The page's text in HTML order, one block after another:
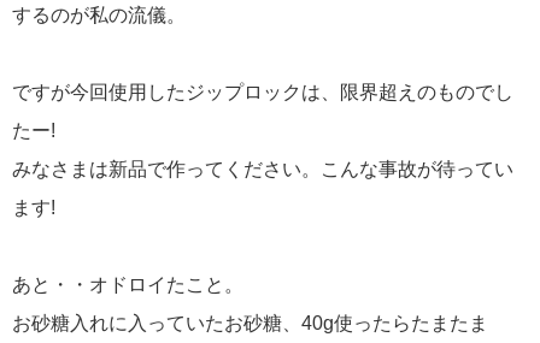
するのが私の流儀。
ですが今回使用したジップロックは、限界超えのものでし
たー!
みなさまは新品で作ってください。こんな事故が待ってい
ます!
あと・・オドロイたこと。
お砂糖入れに入っていたお砂糖、40g使ったらたまたま